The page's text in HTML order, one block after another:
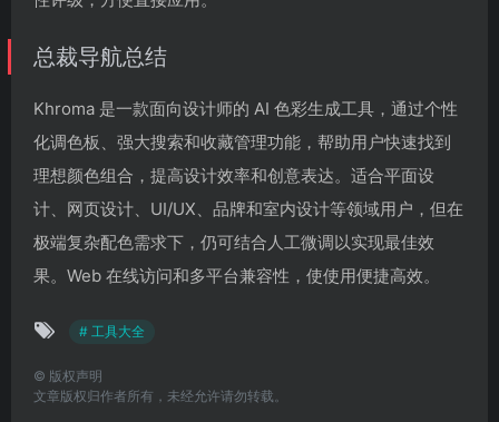
总裁导航总结
Khroma 是一款面向设计师的 AI 色彩生成工具，通过个性
化调色板、强大搜索和收藏管理功能，帮助用户快速找到
理想颜色组合，提高设计效率和创意表达。适合平面设
计、网页设计、UI/UX、品牌和室内设计等领域用户，但在
极端复杂配色需求下，仍可结合人工微调以实现最佳效
果。Web 在线访问和多平台兼容性，使使用便捷高效。
# 工具大全
© 版权声明
文章版权归作者所有，未经允许请勿转载。